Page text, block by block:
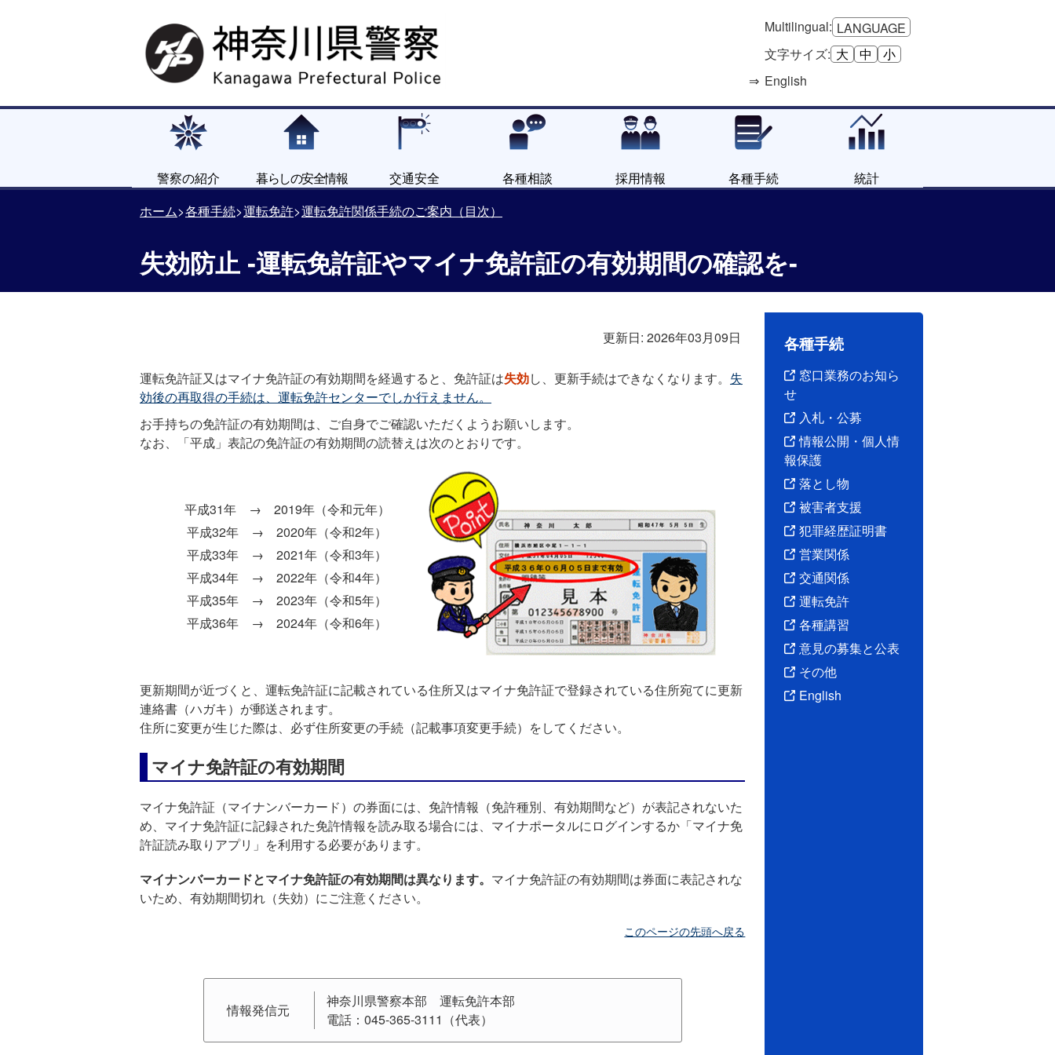
Multilingual: LANGUAGE
文字サイズ: 大 中
小
English
警察の紹介 暮らしの安全情報 交通安全 各種相談 採用情報 各種手続
統計
ホーム 各種手続 運転免許 運転免許関係手続のご案内（目次）
失効防止 ‐運転免許証やマイナ免許証の有効期間の確認を‐
更新日: 2026年03月09日
運転免許証又はマイナ免許証の有効期間を経過すると、免許証は失効し、更新手続はできなくなります。 失
効後の再取得の手続は、運転免許センターでしか行えません。
お手持ちの免許証の有効期間は、ご自身でご確認いただくようお願いします。
なお、「平成」表記の免許証の有効期間の読替えは次のとおりです。
平成31年 → 2019年（令和元年）
平成32年 → 2020年（令和2年）
平成33年 → 2021年（令和3年）
平成34年 → 2022年（令和4年）
平成35年 → 2023年（令和5年）
平成36年 → 2024年（令和6年）
更新期間が近づくと、運転免許証に記載されている住所又はマイナ免許証で登録されている住所宛てに更新
連絡書（ハガキ）が郵送されます。
住所に変更が生じた際は、必ず住所変更の手続（記載事項変更手続）をしてください。
マイナ免許証の有効期間
マイナ免許証（マイナンバーカード）の券面には、免許情報（免許種別、有効期間など）が表記されないた
め、マイナ免許証に記録された免許情報を読み取る場合には、マイナポータルにログインするか「マイナ免
許証読み取りアプリ」を利用する必要があります。
マイナンバーカードとマイナ免許証の有効期間は異なります。 マイナ免許証の有効期間は券面に表記されな
いため、有効期間切れ（失効）にご注意ください。
このページの先頭へ戻る
情報発信元
神奈川県警察本部 運転免許本部
電話：045-365-3111（代表）
各種手続
窓口業務のお知ら
せ
入札・公募
情報公開・個人情
報保護
落とし物
被害者支援
犯罪経歴証明書
営業関係
交通関係
運転免許
各種講習
意見の募集と公表
その他
English